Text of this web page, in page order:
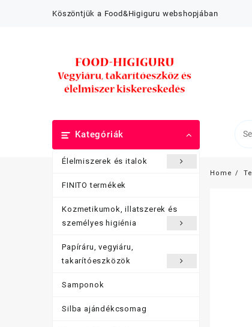
Köszöntjük a Food&Higiguru webshopjában
Kategóriák
Élelmiszerek és italok
FINITO termékek
Kozmetikumok, illatszerek és
személyes higiénia
Papíráru, vegyiáru,
takarítóeszközök
Samponok
Silba ajándékcsomag
Home